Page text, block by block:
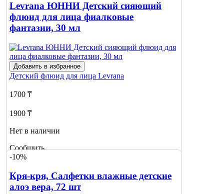
Levrana ЮННИ Детский сияющий
флюид для лица фиалковые
фантазии, 30 мл
Добавить в избранное
Детский флюид для лица Levrana
1700 ₸
1900 ₸
Нет в наличии
Сообщить
о наличии
-10%
Кря-кря, Салфетки влажные детские
алоэ вера, 72 шт